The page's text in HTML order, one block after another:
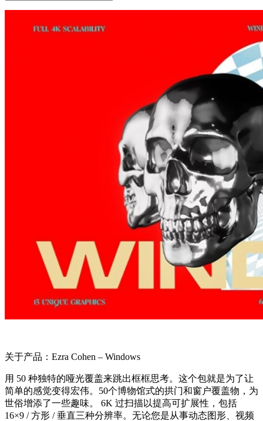
关于产品：Ezra Cohen – Windows
用 50 种独特的哑光覆盖来跳出框框思考。这个包就是为了让
简单的感觉变得宏伟。50个博物馆式的拱门和窗户覆盖物，为
世俗增添了一些趣味。 6K 过扫描以提高可扩展性，包括
16×9 / 方形 / 垂直三种分辨率。无论您是从事动态图形、视频